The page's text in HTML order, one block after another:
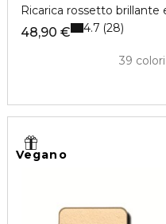
Ricarica rossetto brillante
48,90 €
39 colori
4.7 28
Vegano